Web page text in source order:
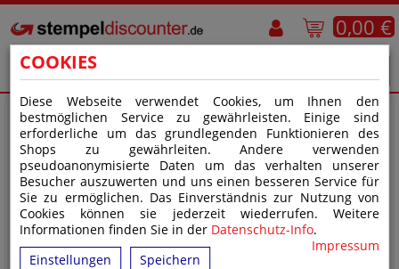
COOKIES
Diese Webseite verwendet Cookies, um Ihnen den
bestmöglichen Service zu gewährleisten. Einige sind
erforderliche um das grundlegenden Funktionieren des
Shops zu gewährleiten. Andere verwenden
pseudoanonymisierte Daten um das verhalten unserer
Besucher auszuwerten und uns einen besseren Service für
Sie zu ermöglichen. Das Einverständnis zur Nutzung von
Cookies können sie jederzeit wiederrufen. Weitere
Informationen finden Sie in der Datenschutz-Info.
Impressum
Einstellungen
Speichern
0,00 €